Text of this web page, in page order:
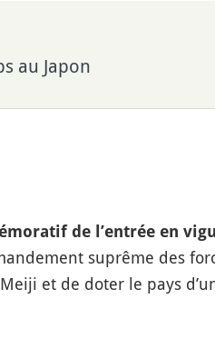
au Japon
de l’entrée en
suprême des
et de doter le pays